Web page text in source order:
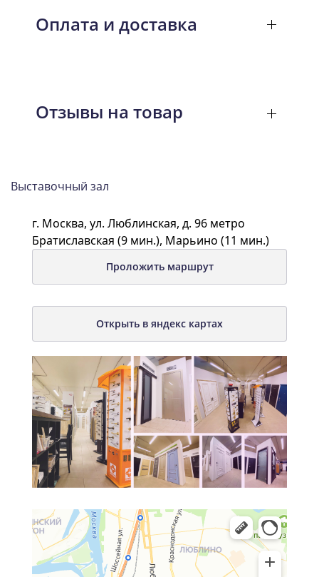
Оплата и доставка
Отзывы на товар
Выставочный зал
г. Москва, ул. Люблинская, д. 96 метро
Братиславская (9 мин.), Марьино (11 мин.)
Проложить маршрут
Открыть в яндекс картах